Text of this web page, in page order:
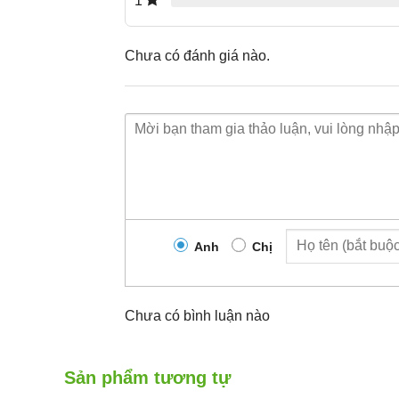
Chưa có đánh giá nào.
Anh Chị
Chưa có bình luận nào
Sản phẩm tương tự